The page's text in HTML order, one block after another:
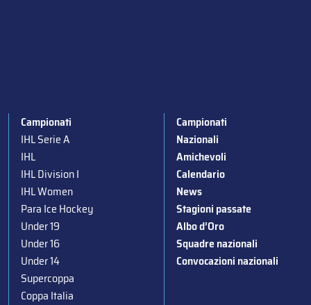
Campionati
IHL Serie A
IHL
IHL Division I
IHL Women
Para Ice Hockey
Under 19
Under 16
Under 14
Supercoppa
Coppa Italia
Campionati
Nazionali
Amichevoli
Calendario
News
Stagioni passate
Albo d’Oro
Squadre nazionali
Convocazioni nazionali